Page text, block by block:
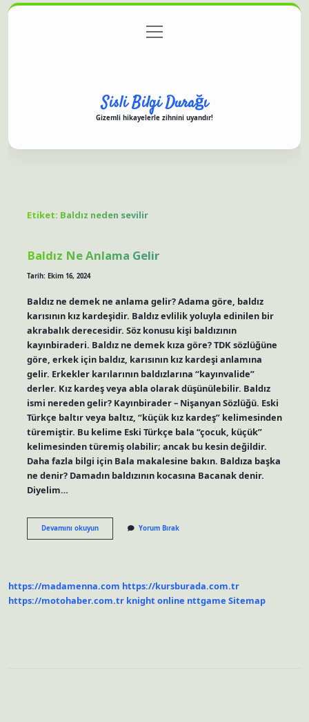
Gizlilik Politikası
menüyü
aç
Sisli Bilgi Durağı
Gizemli hikayelerle zihnini uyandır!
Etiket: Baldız neden sevilir
Baldız Ne Anlama Gelir
Tarih: Ekim 16, 2024
Baldız ne demek ne anlama gelir? Adama göre, baldız
karısının kız kardeşidir. Baldız evlilik yoluyla edinilen bir
akrabalık derecesidir. Söz konusu kişi baldızının
kayınbiraderi. Baldız ne demek kıza göre? TDK sözlüğüne
göre, erkek için baldız, karısının kız kardeşi anlamına
gelir. Erkekler karılarının baldızlarına “kayınvalide”
derler. Kız kardeş veya abla olarak düşünülebilir. Baldız
ismi nereden gelir? Kayınbirader – Nişanyan Sözlüğü. Eski
Türkçe baltır veya baltız, “küçük kız kardeş” kelimesinden
türemiştir. Bu kelime Eski Türkçe bala “çocuk, küçük”
kelimesinden türemiş olabilir; ancak bu kesin değildir.
Daha fazla bilgi için Bala makalesine bakın. Baldıza başka
ne denir? Damadın baldızının kocasına Bacanak denir.
Diyelim…
Devamını okuyunBaldız
Ne
Yorum Bırak
https://madamenna.com https://kursburada.com.tr
https://motohaber.com.tr knight online nttgame Sitemap